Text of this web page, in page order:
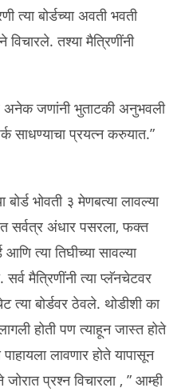
त्या बोर्डच्या अवती भवती
तश्या मैत्रिणींनी
अनेक जणांनी भुताटकी अनुभवली
साधण्याचा प्रयत्न करुयात.”
बोर्ड भोवती ३ मेणबत्या लावल्या
सर्वत्र अंधार पसरला, फक्त
आणि त्या तिघीच्या सावल्या
मैत्रिणींनी त्या प्लॅनचेटवर
बोर्डवर ठेवले. थोडीशी का
होती पण त्याहून जास्त होते
लावणार होते यापासून
जोरात प्रश्न विचारला , ” आम्ही